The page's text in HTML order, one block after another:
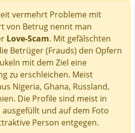
vermehrt Probleme mit
von Betrug nennt man
Love-Scam. Mit gefälschten
Betrüger (Frauds) den Opfern
mit dem Ziel eine
zu erschleichen. Meist
Nigeria, Ghana, Russland,
Die Profile sind meist in
und auf dem Foto
Person entgegen.